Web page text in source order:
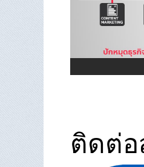
ติดต่